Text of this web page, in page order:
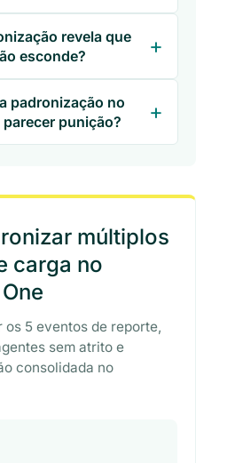
revela que
esconde?
padronização no
punição?
múltiplos
carga no
os 5 eventos de reporte,
sem atrito e
consolidada no